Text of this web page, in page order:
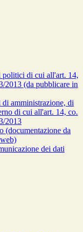
di cui all'art. 14,
2013 (da pubblicare in
amministrazione, di
di cui all'art. 14, co.
2013
(documentazione da
dei dati